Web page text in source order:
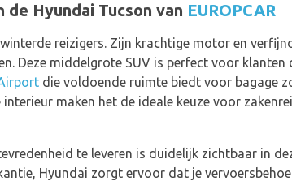
Hyundai Tucson van EUROPCAR
reizigers. Zijn krachtige motor en
Deze middelgrote SUV is perfect voor klanten
die voldoende ruimte biedt voor bagage
maken het de ideale keuze voor
te leveren is duidelijk zichtbaar in
Hyundai zorgt ervoor dat je